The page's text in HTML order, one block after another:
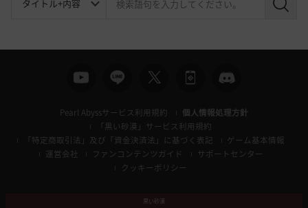
検
Pearl Abyssサービス利用規約
個人情報処理方針
「黒い砂漠」サービス利用規約
「特定商取引法」及び「資金決済法」に基づく表記
ゲーム基本情報
運営会社
ファンコンテンツガイド
サポートセンター
クッキーポリシー
黒い砂漠